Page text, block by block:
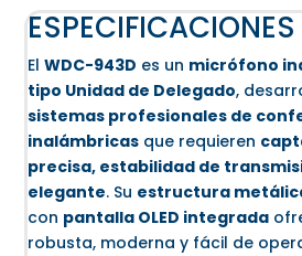
ESPECIFICACIONES
ElWDC-943D es un micrófono
tipo Unidad de Delegado,
sistemas profesionales de
inalámbricas que requieren
precisa, estabilidad de
elegante. Su estructura
con pantalla OLED integrada
robusta, moderna y fácil de